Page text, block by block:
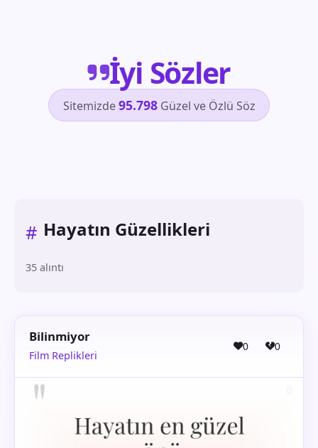
İyi Sözler
Sitemizde95.798Güzel ve Özlü Söz
# Hayatın Güzellikleri
35 alıntı
Bilinmiyor
Film Replikleri
0 0